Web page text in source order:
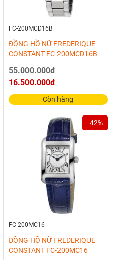
FC-200MCD16B
ĐỒNG HỒ NỮ FREDERIQUE
CONSTANT FC-200MCD16B
55.000.000đ
16.500.000đ
Còn hàng
-42%
FC-200MC16
ĐỒNG HỒ NỮ FREDERIQUE
CONSTANT FC-200MC16